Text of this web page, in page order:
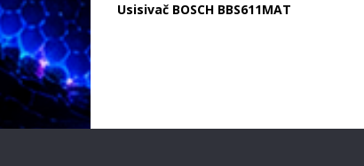
Usisivač BOSCH BBS611MAT